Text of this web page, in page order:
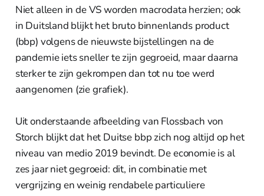
Niet alleen in de VS worden macrodata herzien; ook
in Duitsland blijkt het bruto binnenlands product
(bbp) volgens de nieuwste bijstellingen na de
pandemie iets sneller te zijn gegroeid, maar daarna
sterker te zijn gekrompen dan tot nu toe werd
aangenomen (zie grafiek).
Uit onderstaande afbeelding van Flossbach von
Storch blijkt dat het Duitse bbp zich nog altijd op het
niveau van medio 2019 bevindt. De economie is al
zes jaar niet gegroeid: dit, in combinatie met
vergrijzing en weinig rendabele particuliere